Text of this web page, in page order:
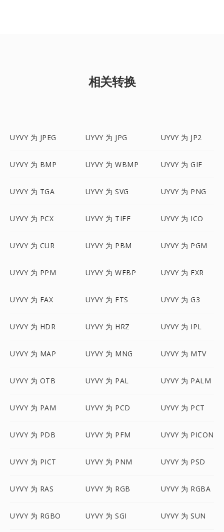
相关转换
UYVY 为 JPEG UYVY 为 JPG UYVY 为 JP2
UYVY 为 BMP UYVY 为 WBMP UYVY 为 GIF
UYVY 为 TGA UYVY 为 SVG UYVY 为 PNG
UYVY 为 PCX UYVY 为 TIFF UYVY 为 ICO
UYVY 为 CUR UYVY 为 PBM UYVY 为 PGM
UYVY 为 PPM UYVY 为 WEBP UYVY 为 EXR
UYVY 为 FAX UYVY 为 FTS UYVY 为 G3
UYVY 为 HDR UYVY 为 HRZ UYVY 为 IPL
UYVY 为 MAP UYVY 为 MNG UYVY 为 MTV
UYVY 为 OTB UYVY 为 PAL UYVY 为 PALM
UYVY 为 PAM UYVY 为 PCD UYVY 为 PCT
UYVY 为 PDB UYVY 为 PFM UYVY 为 PICON
UYVY 为 PICT UYVY 为 PNM UYVY 为 PSD
UYVY 为 RAS UYVY 为 RGB UYVY 为 RGBA
UYVY 为 RGBO UYVY 为 SGI UYVY 为 SUN